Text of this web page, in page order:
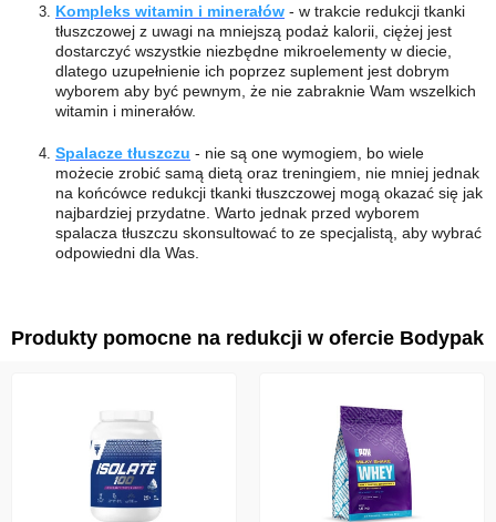
Kompleks witamin i minerałów - w trakcie redukcji tkanki
tłuszczowej z uwagi na mniejszą podaż kalorii, ciężej jest
dostarczyć wszystkie niezbędne mikroelementy w diecie,
dlatego uzupełnienie ich poprzez suplement jest dobrym
wyborem aby być pewnym, że nie zabraknie Wam wszelkich
witamin i minerałów.
Spalacze tłuszczu - nie są one wymogiem, bo wiele
możecie zrobić samą dietą oraz treningiem, nie mniej jednak
na końcówce redukcji tkanki tłuszczowej mogą okazać się jak
najbardziej przydatne. Warto jednak przed wyborem
spalacza tłuszczu skonsultować to ze specjalistą, aby wybrać
odpowiedni dla Was.
Produkty pomocne na redukcji w ofercie Bodypak